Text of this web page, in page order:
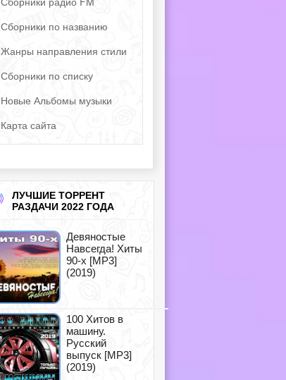
Сборники по названию
Жанры направления стили
Сборники по списку
Новые Альбомы музыки
Карта сайта
ЛУЧШИЕ ТОРРЕНТ
РАЗДАЧИ 2022 ГОДА
Девяностые
Навсегда! Хиты
90-х [MP3]
(2019)
100 Хитов в
машину.
Русский
выпуск [MP3]
(2019)